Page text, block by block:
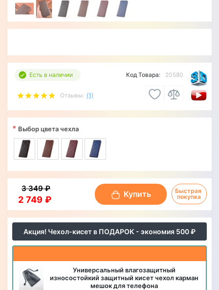
Есть в наличии
Отзывы: (1)
Код Товара: 20580
Акция! Чехол-кисет в ПОДАРОК - экономия 500 ₽
Универсальный влагозащитный
износостойкий защитный кисет чехол карман
мешок для телефона
* Выбор цвета чехла
2 749 ₽
3 349 ₽
Купить
Быстрая
покупка